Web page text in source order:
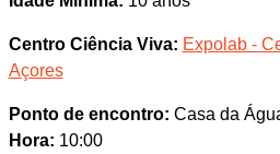
Centro Ciência Viva: Expolab -
Açores
Ponto de encontro: Casa da
Hora: 10:00